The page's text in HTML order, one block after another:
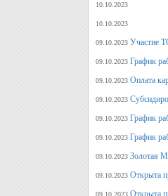
10.10.2023
10.10.2023
09.10.2023 Участие
09.10.2023 График
09.10.2023 Оплата
09.10.2023
09.10.2023 График
09.10.2023 График
09.10.2023 Золотая
09.10.2023 Открыта
09.10.2023 Открыта